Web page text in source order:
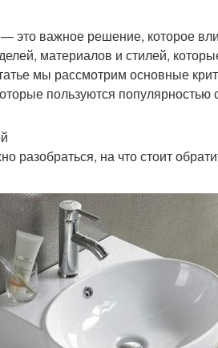
важное решение, которое
материалов и стилей,
мы рассмотрим основные
пользуются популярностью
разобраться, на что стоит